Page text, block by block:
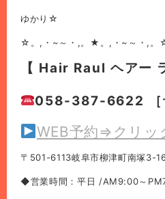
ゆかり☆
☆。,・~～・,。★。,・~～・,。
【 Hair Raul ヘアー
058-387-6622 ［
WEB予約⇒クリッ
〒501-6113岐阜市柳津町南塚3-
◆営業時間：平日 /AM9:00～